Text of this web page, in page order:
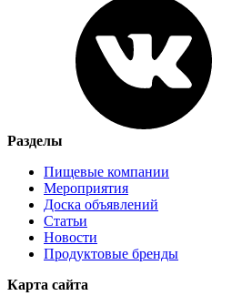
Разделы
Пищевые компании
Мероприятия
Доска объявлений
Статьи
Новости
Продуктовые бренды
Карта сайта